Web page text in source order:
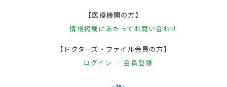
【医療機関の方】
情報掲載にあたって お問い合わせ
【ドクターズ・ファイル会員の方】
ログイン 会員登録